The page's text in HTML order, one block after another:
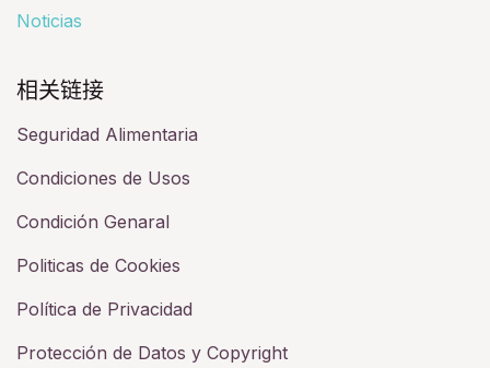
Noticias
相关链接​
Seguridad Alimentaria
Condiciones de Usos
Condición Genaral
Politicas de Cookies
Política de Privacidad
Protección de Datos y Copyright